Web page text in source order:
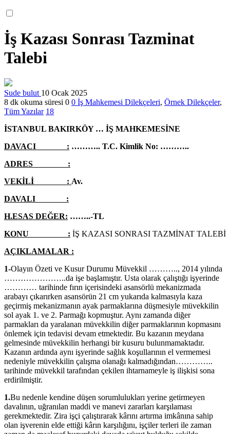
İş Kazası Sonrası Tazminat
Talebi
Sude bulut 10 Ocak 2025
8 dk okuma süresi 0 0 İş Mahkemesi Dilekçeleri, Örnek Dilekçeler,
Tüm Yazılar 18
İSTANBUL BAKIRKÖY … İŞ MAHKEMESİNE
DAVACI : ……….. T.C. Kimlik No: ………..
ADRES :
VEKİLİ : Av.
DAVALI :
H.ESAS DEĞER: ……..-TL
KONU : İŞ KAZASI SONRASI TAZMİNAT TALEBİ
AÇIKLAMALAR :
1-Olayın Özeti ve Kusur Durumu Müvekkil ……….., 2014 yılında
…………………..da işe başlamıştır. Usta olarak çalıştığı işyerinde
………… tarihinde fırın içerisindeki asansörlü mekanizmada
arabayı çıkarırken asansörün 21 cm yukarıda kalmasıyla kaza
geçirmiş mekanizmanın ayak parmaklarına düşmesiyle müvekkilin
sol ayak 1. ve 2. Parmağı kopmuştur. Aynı zamanda diğer
parmakları da yaralanan müvekkilin diğer parmaklarının kopmasını
önlemek için tedavisi devam etmektedir. Bu kazanın meydana
gelmesinde müvekkilin herhangi bir kusuru bulunmamaktadır.
Kazanın ardında aynı işyerinde sağlık koşullarının el vermemesi
nedeniyle müvekkilin çalışma olanağı kalmadığından…………..
tarihinde müvekkil tarafından çekilen ihtarnameyle iş ilişkisi sona
erdirilmiştir.
1.Bu nedenle kendine düşen sorumlulukları yerine getirmeyen
davalının, uğranılan maddi ve manevi zararları karşılaması
gerekmektedir. Zira işçi çalıştırarak kârını artırma imkânına sahip
olan işverenin elde ettiği kârın karşılığını, işçiler terleri ile zaman